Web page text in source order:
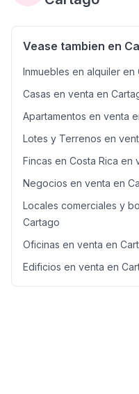
sobre de cerámica •
amplia con closet y
secundarias, cada una
mantenimiento.
gusto le atenderemos!!
Vease tambien en
Inmuebles en alquiler en
Casas en venta en
Apartamentos en venta
Lotes y Terrenos en
Fincas en Costa Rica en
Negocios en venta en
Locales comerciales y
Cartago
Oficinas en venta en
Edificios en venta en